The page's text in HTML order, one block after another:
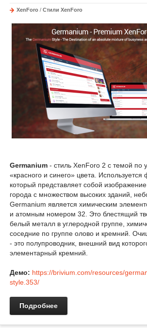
XenForo / Стили XenForo
Germanium - стиль XenForo 2 с темой по
«красного и синего» цвета.
который представляет собой
города с множеством высоких зданий,
Germanium является химическим
и атомным номером 32. Это блестящий
белый металл в углеродной группе,
соседние по группе олово и кремний.
- это полупроводник, внешний вид
элементарный кремний.
Демо: https://brivium.com/resources/
style.353/
Подробнее